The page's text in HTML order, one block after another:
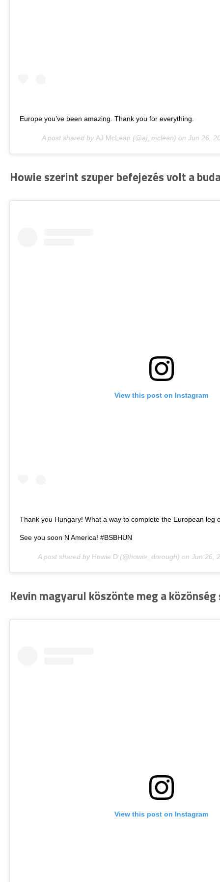
Europe you’ve been amazing. Thank you for everything.
A post shared by AJ McLean (@aj_mclean) on Jun 26,
Howie szerint szuper befejezés volt a
View this post on Instagram
Thank you Hungary! What a way to complete the European leg
See you soon N America! #BSBHUN
A post shared by Howie D (@howie_dorough) on Jun 26,
Kevin magyarul köszönte meg a
View this post on Instagram